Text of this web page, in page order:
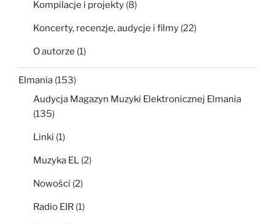
Kompilacje i projekty (8)
Koncerty, recenzje, audycje i filmy (22)
O autorze (1)
Elmania (153)
Audycja Magazyn Muzyki Elektronicznej Elmania
(135)
Linki (1)
Muzyka EL (2)
Nowości (2)
Radio EIR (1)